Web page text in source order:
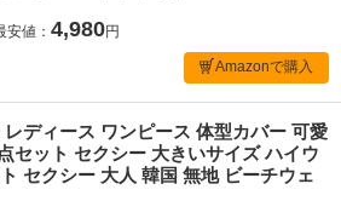
安値： 4,980円
Amazonで購入
レディース ワンピース 体型カバー 可愛
セット セクシー 大きいサイズ ハイウ
セクシー 大人 韓国 無地 ビーチウェ